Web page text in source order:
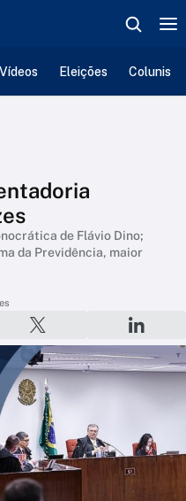
Vídeos Eleições
de Flávio Dino;
da Previdência, maior